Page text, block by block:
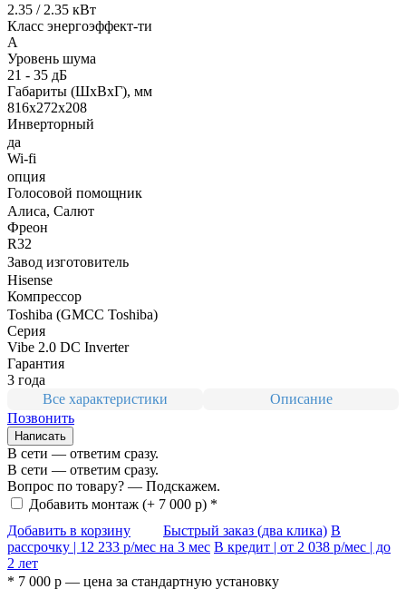
2.35 / 2.35 кВт
Класс энергоэффект-ти
A
Уровень шума
21 - 35 дБ
Габариты (ШxВxГ), мм
816x272x208
Инверторный
да
Wi-fi
опция
Голосовой помощник
Алиса, Салют
Фреон
R32
Завод изготовитель
Hisense
Компрессор
Toshiba (GMCC Toshiba)
Серия
Vibe 2.0 DC Inverter
Гарантия
3 года
Все характеристики
Описание
Позвонить
Написать
В сети — ответим сразу.
В сети — ответим сразу.
Вопрос по товару? — Подскажем.
Добавить монтаж (+ 7 000 р) *
Добавить в корзину
Быстрый заказ (два клика) В
рассрочку | 12 233 р/мес на 3 мес В кредит | от 2 038 р/мес | до
2 лет
* 7 000 р — цена за стандартную установку